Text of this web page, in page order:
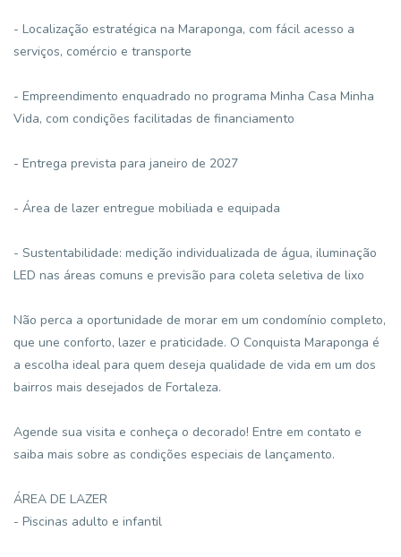
- Localização estratégica na Maraponga, com fácil acesso a
serviços, comércio e transporte
- Empreendimento enquadrado no programa Minha Casa Minha
Vida, com condições facilitadas de financiamento
- Entrega prevista para janeiro de 2027
- Área de lazer entregue mobiliada e equipada
- Sustentabilidade: medição individualizada de água, iluminação
LED nas áreas comuns e previsão para coleta seletiva de lixo
Não perca a oportunidade de morar em um condomínio completo,
que une conforto, lazer e praticidade. O Conquista Maraponga é
a escolha ideal para quem deseja qualidade de vida em um dos
bairros mais desejados de Fortaleza.
Agende sua visita e conheça o decorado! Entre em contato e
saiba mais sobre as condições especiais de lançamento.
ÁREA DE LAZER
- Piscinas adulto e infantil